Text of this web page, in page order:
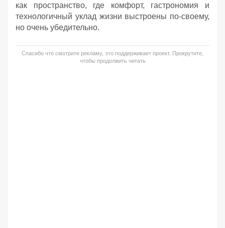
как пространство, где комфорт, гастрономия и
технологичный уклад жизни выстроены по-своему,
но очень убедительно.
Спасибо что смотрите рекламу, это поддерживает проект. Прокрутите,
чтобы продолжить читать